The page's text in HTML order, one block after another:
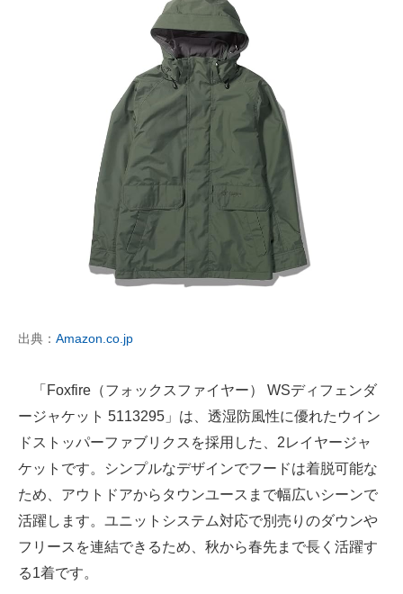
出典： Amazon.co.jp
「Foxfire（フォックスファイヤー） WSディフェンダ
ージャケット 5113295」は、透湿防風性に優れたウイン
ドストッパーファブリクスを採用した、2レイヤージャ
ケットです。シンプルなデザインでフードは着脱可能な
ため、アウトドアからタウンユースまで幅広いシーンで
活躍します。ユニットシステム対応で別売りのダウンや
フリースを連結できるため、秋から春先まで長く活躍す
る1着です。